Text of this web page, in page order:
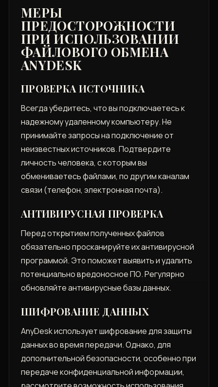
МЕРЫ
ПРЕДОСТОРОЖНОСТИ
ПРИ ИСПОЛЬЗОВАНИИ
ФАЙЛОВОГО ОБМЕНА
ANYDESK
ПРОВЕРКА ИСТОЧНИКА
Всегда убедитесь, что вы подключаетесь к
надежному удаленному компьютеру. Не
принимайте запросы на подключение от
неизвестных источников. Подтвердите
личность человека, с которым вы
обмениваетесь файлами, по другим каналам
связи (телефон, электронная почта).
АНТИВИРУСНАЯ ПРОВЕРКА
Перед открытием полученных файлов
обязательно просканируйте их антивирусной
программой. Это поможет выявить и удалить
потенциально вредоносное ПО. Регулярно
обновляйте антивирусные базы данных.
ШИФРОВАНИЕ ДАННЫХ
AnyDesk использует шифрование для защиты
данных во время передачи. Однако, для
дополнительной безопасности, особенно при
передаче конфиденциальной информации,